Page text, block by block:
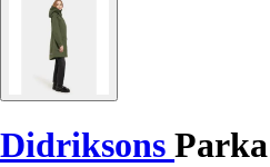
Didriksons